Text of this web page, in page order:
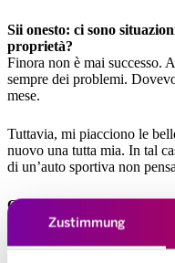
Zustimmung
Sii onesto: ci sono
proprietà?
Finora non è mai successo.
sempre dei problemi.
mese.
Tuttavia, mi piacciono le
nuovo una tutta mia. In tal
di un’auto sportiva non
Qual è per te il maggiore
sharing?
semplicemente salire in